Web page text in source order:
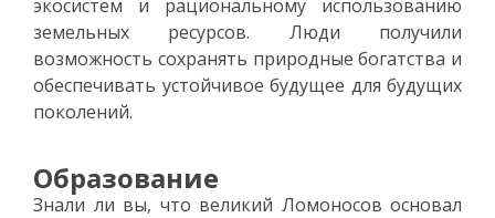
экосистем и рациональному использованию
земельных ресурсов. Люди получили
возможность сохранять природные богатства и
обеспечивать устойчивое будущее для будущих
поколений.
Образование
Знали ли вы, что великий Ломоносов основал